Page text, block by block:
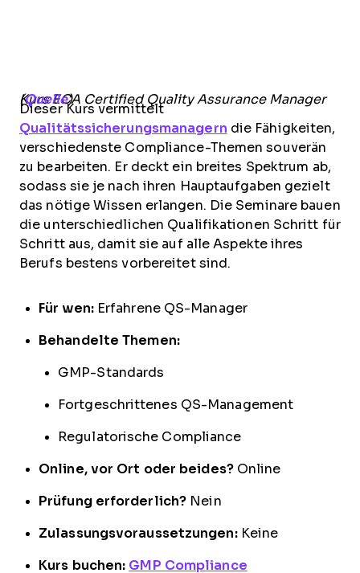
Kurs ECA Certified Quality Assurance Manager (Quelle)
Dieser Kurs vermittelt
Qualitätssicherungsmanagern die Fähigkeiten,
verschiedenste Compliance-Themen souverän
zu bearbeiten. Er deckt ein breites Spektrum ab,
sodass sie je nach ihren Hauptaufgaben gezielt
das nötige Wissen erlangen. Die Seminare bauen
die unterschiedlichen Qualifikationen Schritt für
Schritt aus, damit sie auf alle Aspekte ihres
Berufs bestens vorbereitet sind.
Für wen:Erfahrene QS-Manager
Behandelte Themen:
GMP-Standards
Fortgeschrittenes QS-Management
Regulatorische Compliance
Online, vor Ort oder beides?Online
Prüfung erforderlich? Nein
Zulassungsvoraussetzungen:Keine
Kurs buchen: GMP Compliance